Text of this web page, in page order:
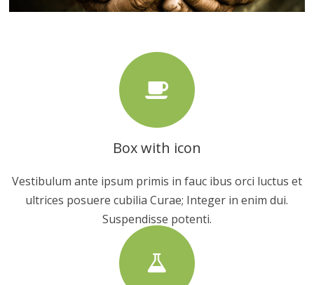
Box with icon
Vestibulum ante ipsum primis in fauc ibus orci luctus et
ultrices posuere cubilia Curae; Integer in enim dui.
Suspendisse potenti.